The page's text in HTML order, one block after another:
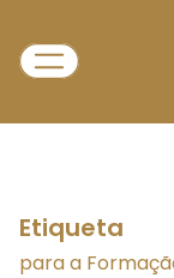
Etiqueta
para a